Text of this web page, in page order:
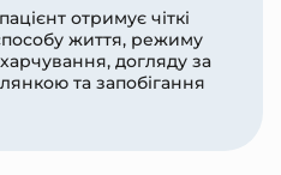
отримує чіткі
життя, режиму
догляду за
та запобігання